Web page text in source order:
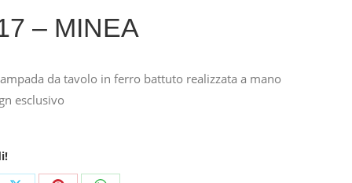
– MINEA
da tavolo in ferro battuto realizzata a mano
esclusivo